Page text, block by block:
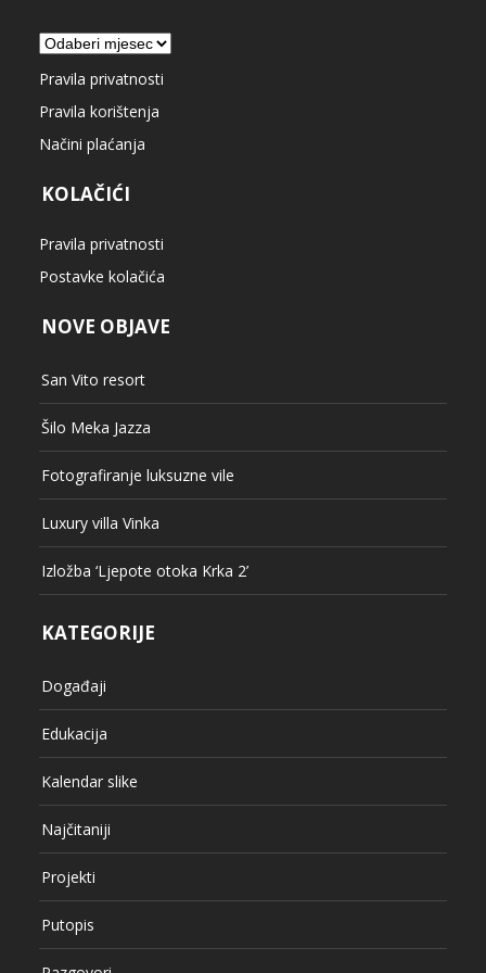
Arhiva
Pravila privatnosti
Pravila korištenja
Načini plaćanja
KOLAČIĆI
Pravila privatnosti
Postavke kolačića
NOVE OBJAVE
San Vito resort
Šilo Meka Jazza
Fotografiranje luksuzne vile
Luxury villa Vinka
Izložba ‘Ljepote otoka Krka 2’
KATEGORIJE
Događaji
Edukacija
Kalendar slike
Najčitaniji
Projekti
Putopis